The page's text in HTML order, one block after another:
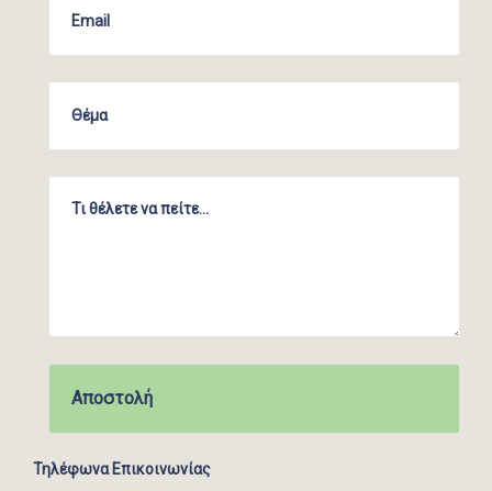
Τηλέφωνα Επικοινωνίας